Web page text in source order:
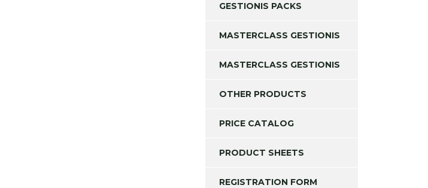
GESTIONIS PACKS
MASTERCLASS GESTIONIS
MASTERCLASS GESTIONIS
OTHER PRODUCTS
PRICE CATALOG
PRODUCT SHEETS
REGISTRATION FORM